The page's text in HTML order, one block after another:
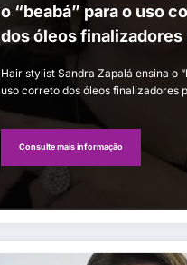
o “beabá” para o uso
dos óleos finalizadores
Hair stylist Sandra Zapalá ensina o
uso correto dos óleos finalizadores
Consulte mais informação